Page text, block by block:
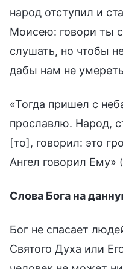
народ отступил и
Моисею: говори ты
слушать, но чтобы
дабы нам не
«Тогда пришел с
прославлю. Народ,
[то], говорил: это
Ангел говорил Ему»
Слова Бога на
Бог не спасает
Святого Духа или